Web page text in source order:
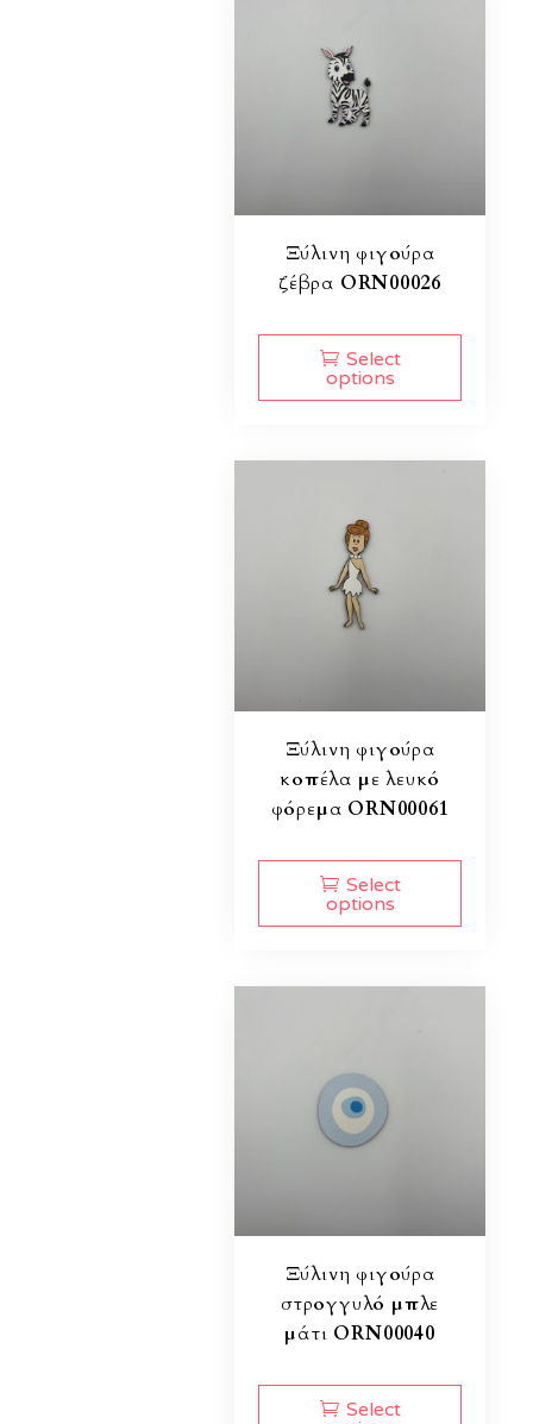
Ξύλινη φιγούρα
ζέβρα ORN00026
Select
options
Ξύλινη φιγούρα
κοπέλα με λευκό
φόρεμα ORN00061
Select
options
Ξύλινη φιγούρα
στρογγυλό μπλε
μάτι ORN00040
Select